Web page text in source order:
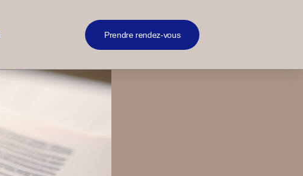
Prendre rendez-vous